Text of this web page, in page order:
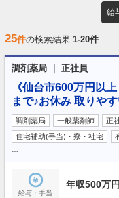
給
25件の検索結果 1-20件
調剤薬局 ｜ 正社員
《仙台市600万円以
まで♪お休み 取りや
調剤薬局 一般薬剤師 正
住宅補助(手当)・寮・社宅
給与・手当
年収500万